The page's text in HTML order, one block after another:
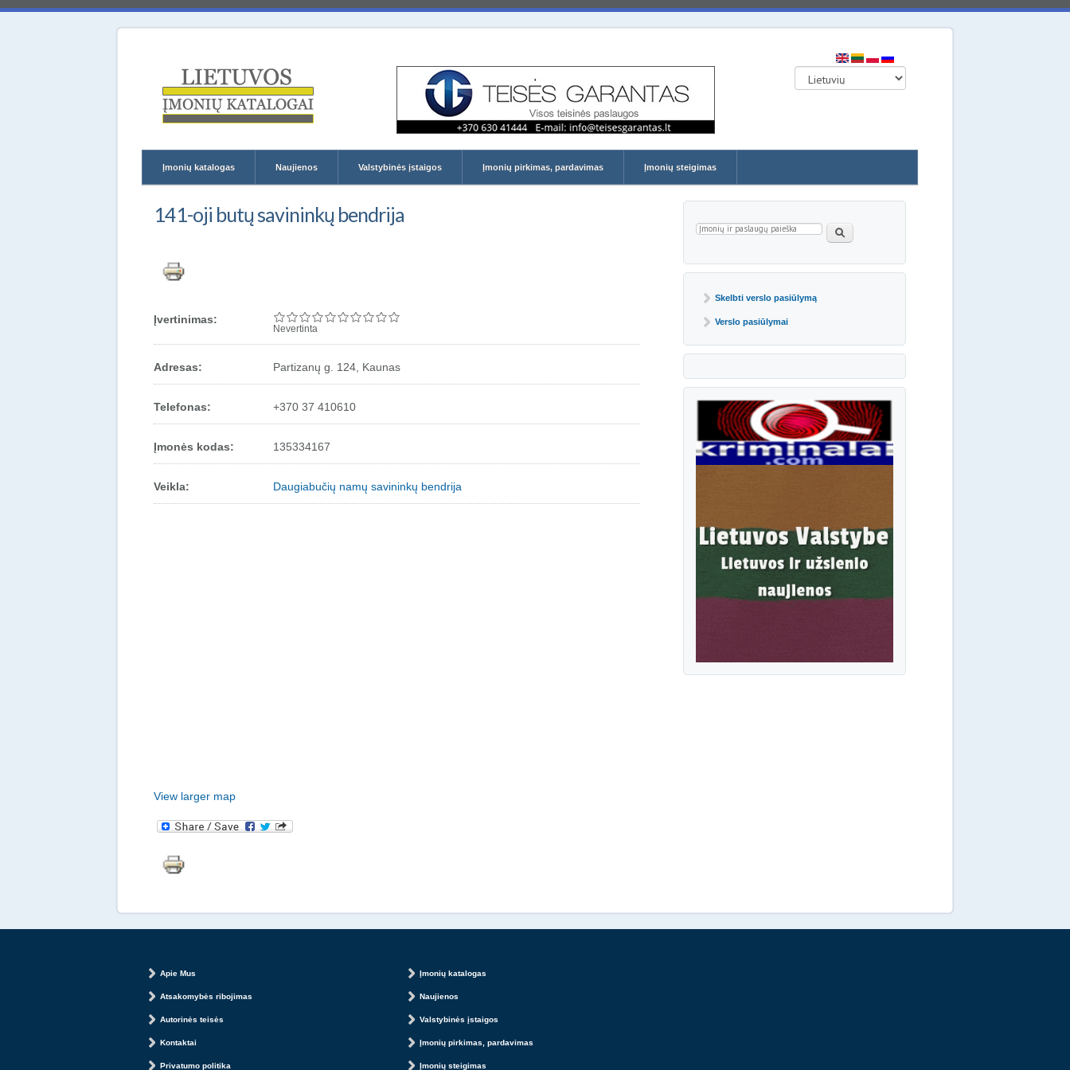
Lietuvos įmonių katalogai
Įmonių katalogas Naujienos Valstybinės įstaigos Įmonių pirkimas, pardavimas Įmonių steigimas
141-oji butų savininkų bendrija
Įvertinimas:
Nevertinta
Adresas: Partizanų g. 124, Kaunas
Telefonas: +370 37 410610
Įmonės kodas: 135334167
Veikla: Daugiabučių namų savininkų bendrija
View larger map
Paieškos forma Paieška
Skelbti verslo pasiūlymą
Verslo pasiūlymai
Apie Mus
Atsakomybės ribojimas
Autorinės teisės
Kontaktai
Privatumo politika
Įmonių katalogas
Naujienos
Valstybinės įstaigos
Įmonių pirkimas, pardavimas
Įmonių steigimas